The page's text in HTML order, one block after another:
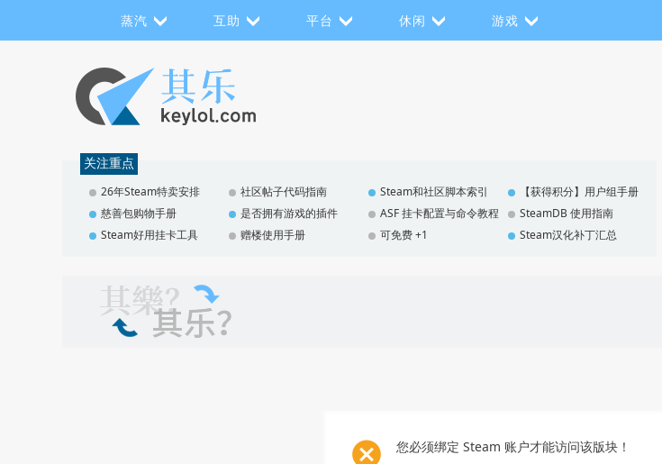
蒸汽 互助 平台 休闲 游戏
关注重点
26年Steam特卖安排 社区帖子代码指南 Steam和社区脚本索引
【获得积分】用户组手册
慈善包购物手册
是否拥有游戏的插件 ASF 挂卡配置与命令教程
SteamDB 使用指南
Steam好用挂卡工具
赠楼使用手册 可免费 +1 Steam汉化补丁汇总
您必须绑定 Steam 账户才能访问该版块！